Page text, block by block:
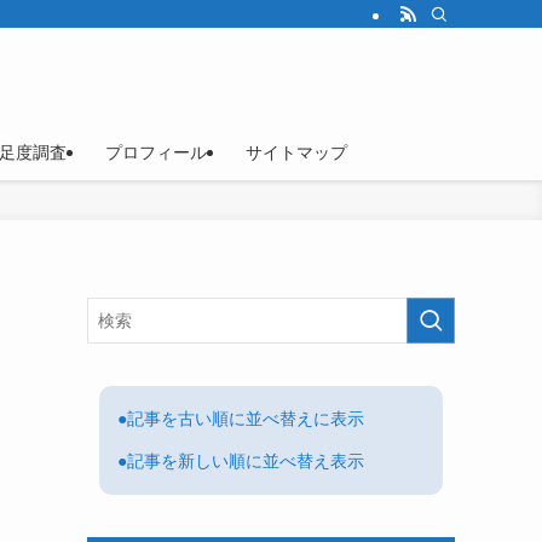
度調査 プロフィール サイトマップ
●記事を古い順に並べ替えに表示
●記事を新しい順に並べ替え表示